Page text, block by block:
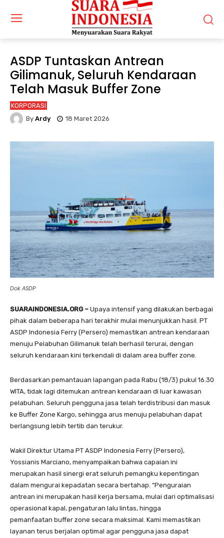
ASDP Tuntaskan Antrean
Gilimanuk, Seluruh Kendaraan
Telah Masuk Buffer Zone
KORPORASI
By Ardy 18 Maret 2026
Dok ASDP
SUARAINDONESIA.ORG – Upaya intensif yang dilakukan berbagai
pihak dalam beberapa hari terakhir mulai menunjukkan hasil. PT
ASDP Indonesia Ferry (Persero) memastikan antrean kendaraan
menuju Pelabuhan Gilimanuk telah berhasil terurai, dengan
seluruh kendaraan kini terkendali di dalam area buffer zone.
Berdasarkan pemantauan lapangan pada Rabu (18/3) pukul 16.30
WITA, tidak lagi ditemukan antrean kendaraan di luar kawasan
pelabuhan. Seluruh pengguna jasa telah terdistribusi dan masuk
ke Buffer Zone Kargo, sehingga arus menuju pelabuhan dapat
berlangsung lebih tertib dan terukur.
Wakil Direktur Utama PT ASDP Indonesia Ferry (Persero),
Yossianis Marciano, menyampaikan bahwa capaian ini
merupakan hasil sinergi erat seluruh pemangku kepentingan
dalam mengurai kepadatan secara bertahap. “Penguraian
antrean ini merupakan hasil kerja bersama, mulai dari optimalisasi
operasional kapal, pengaturan lalu lintas, hingga
pemanfaatan buffer zone secara maksimal. Kami memastikan
layanan terus berjalan optimal agar pengguna jasa dapat